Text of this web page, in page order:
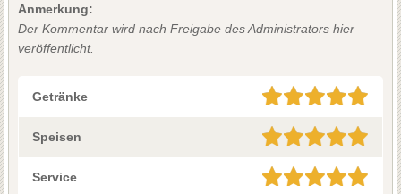
Anmerkung:
Der Kommentar wird nach Freigabe des Administrators hier
veröffentlicht.
Getränke
Speisen
Service